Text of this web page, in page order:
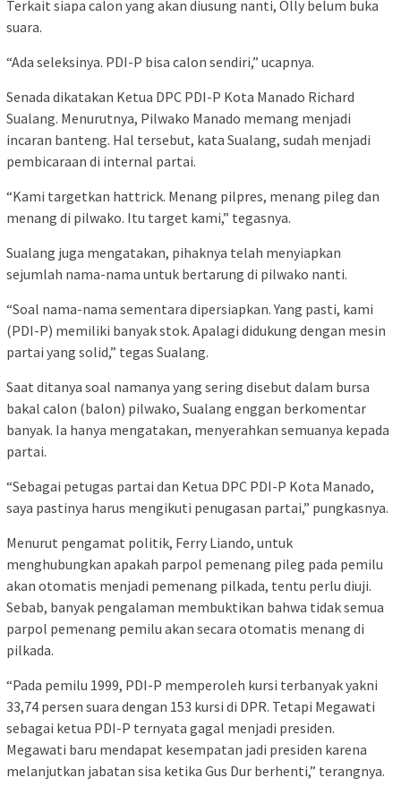
Terkait siapa calon yang akan diusung nanti, Olly belum buka
suara.
“Ada seleksinya. PDI-P bisa calon sendiri,” ucapnya.
Senada dikatakan Ketua DPC PDI-P Kota Manado Richard
Sualang. Menurutnya, Pilwako Manado memang menjadi
incaran banteng. Hal tersebut, kata Sualang, sudah menjadi
pembicaraan di internal partai.
“Kami targetkan hattrick. Menang pilpres, menang pileg dan
menang di pilwako. Itu target kami,” tegasnya.
Sualang juga mengatakan, pihaknya telah menyiapkan
sejumlah nama-nama untuk bertarung di pilwako nanti.
“Soal nama-nama sementara dipersiapkan. Yang pasti, kami
(PDI-P) memiliki banyak stok. Apalagi didukung dengan mesin
partai yang solid,” tegas Sualang.
Saat ditanya soal namanya yang sering disebut dalam bursa
bakal calon (balon) pilwako, Sualang enggan berkomentar
banyak. Ia hanya mengatakan, menyerahkan semuanya kepada
partai.
“Sebagai petugas partai dan Ketua DPC PDI-P Kota Manado,
saya pastinya harus mengikuti penugasan partai,” pungkasnya.
Menurut pengamat politik, Ferry Liando, untuk
menghubungkan apakah parpol pemenang pileg pada pemilu
akan otomatis menjadi pemenang pilkada, tentu perlu diuji.
Sebab, banyak pengalaman membuktikan bahwa tidak semua
parpol pemenang pemilu akan secara otomatis menang di
pilkada.
“Pada pemilu 1999, PDI-P memperoleh kursi terbanyak yakni
33,74 persen suara dengan 153 kursi di DPR. Tetapi Megawati
sebagai ketua PDI-P ternyata gagal menjadi presiden.
Megawati baru mendapat kesempatan jadi presiden karena
melanjutkan jabatan sisa ketika Gus Dur berhenti,” terangnya.